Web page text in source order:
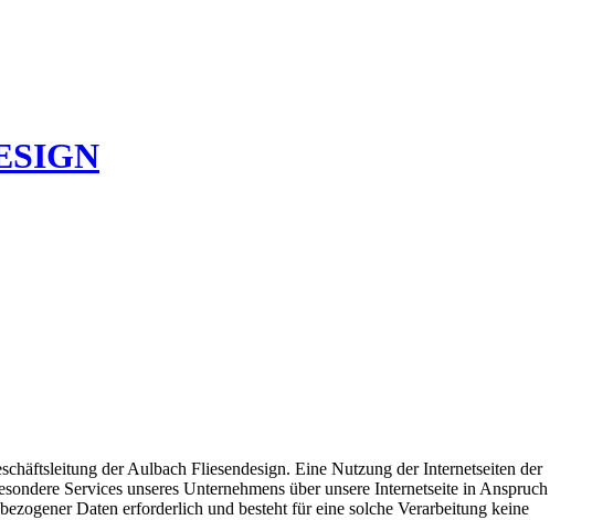
der Aulbach Fliesendesign. Eine Nutzung der Internetseiten der
Services unseres Unternehmens über unsere Internetseite in Anspruch
Daten erforderlich und besteht für eine solche Verarbeitung keine